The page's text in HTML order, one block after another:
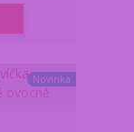
Novinka